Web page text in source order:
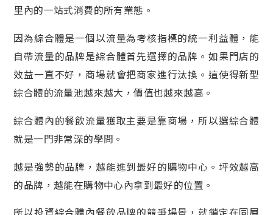
里內的一站式消費的所有業態。
因為綜合體是一個以流量為考核指標的統一利益體，能
自帶流量的品牌是綜合體首先選擇的品牌。如果門店的
效益一直不好，商場就會把商家進行汰換。這使得新型
綜合體的流量池越來越大，價值也越來越高。
綜合體內的餐飲流量獲取主要是靠商場，所以選綜合體
就是一門非常深的學問。
越是強勢的品牌，越能進到最好的購物中心。坪效越高
的品牌，越能在購物中心內拿到最好的位置。